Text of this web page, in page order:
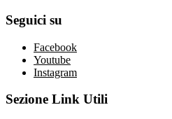
Seguici su
Facebook
Youtube
Instagram
Sezione Link Utili